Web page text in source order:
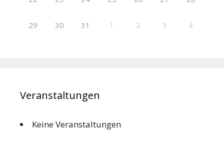
29 30 31 1 2 3 4
Veranstaltungen
Keine Veranstaltungen